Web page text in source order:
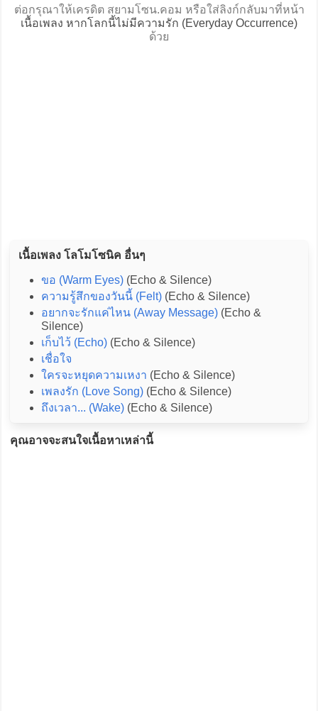
ต่อกรุณาให้เครดิต สยามโซน.คอม หรือใส่ลิงก์กลับมาที่หน้า
เนื้อเพลง หากโลกนี้ไม่มีความรัก (Everyday Occurrence)
ด้วย
เนื้อเพลง โลโมโซนิค อื่นๆ
ขอ (Warm Eyes)(Echo & Silence)
ความรู้สึกของวันนี้ (Felt)(Echo & Silence)
อยากจะรักแค่ไหน (Away Message)(Echo &
Silence)
เก็บไว้ (Echo)(Echo & Silence)
เชื่อใจ
ใครจะหยุดความเหงา (Echo & Silence)
เพลงรัก (Love Song)(Echo & Silence)
ถึงเวลา... (Wake)(Echo & Silence)
คุณอาจจะสนใจเนื้อหาเหล่านี้